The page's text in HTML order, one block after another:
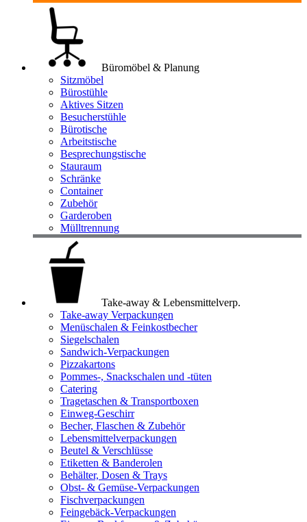
Büromöbel & Planung
Sitzmöbel
Bürostühle
Aktives Sitzen
Besucherstühle
Bürotische
Arbeitstische
Besprechungstische
Stauraum
Schränke
Container
Zubehör
Garderoben
Mülltrennung
Take-away & Lebensmittelverp.
Take-away Verpackungen
Menüschalen & Feinkostbecher
Siegelschalen
Sandwich-Verpackungen
Pizzakartons
Pommes-, Snackschalen und -tüten
Catering
Tragetaschen & Transportboxen
Einweg-Geschirr
Becher, Flaschen & Zubehör
Lebensmittelverpackungen
Beutel & Verschlüsse
Etiketten & Banderolen
Behälter, Dosen & Trays
Obst- & Gemüse-Verpackungen
Fischverpackungen
Feingebäck-Verpackungen